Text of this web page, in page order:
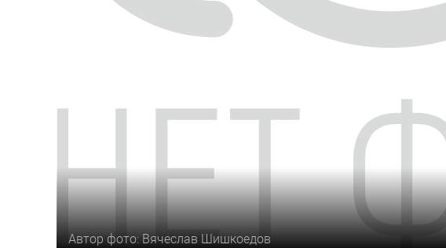
Автор фото: Вячеслав Шишкоедов